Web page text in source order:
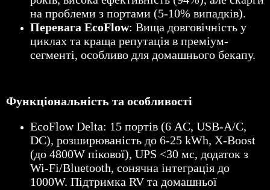
на проблеми з портами (5-10% випадків).
Перевага EcoFlow: Вища довговічність у
циклах та краща репутація в преміум-
сегменті, особливо для домашнього бекапу.
Функціональність та особливості
EcoFlow Delta: 15 портів (6 AC, USB-A/C,
DC), розширюваність до 6-25 kWh, X-Boost
(до 4800W пікової), UPS <30 мс, додаток з
Wi-Fi/Bluetooth, сонячна інтеграція до
1000W. Підтримка RV та домашньої